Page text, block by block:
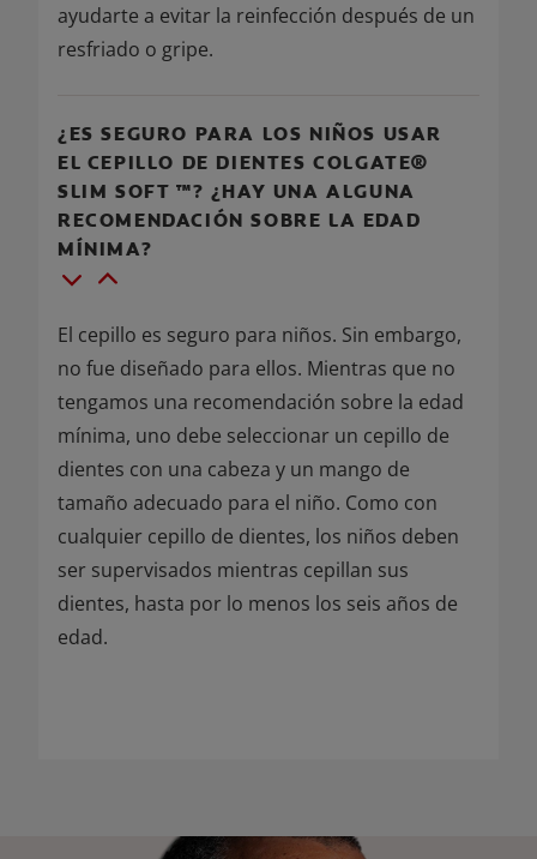
ayudarte a evitar la reinfección después de un
resfriado o gripe.
¿ES SEGURO PARA LOS NIÑOS USAR
EL CEPILLO DE DIENTES COLGATE®
SLIM SOFT ™? ¿HAY UNA ALGUNA
RECOMENDACIÓN SOBRE LA EDAD
MÍNIMA?
El cepillo es seguro para niños. Sin embargo,
no fue diseñado para ellos. Mientras que no
tengamos una recomendación sobre la edad
mínima, uno debe seleccionar un cepillo de
dientes con una cabeza y un mango de
tamaño adecuado para el niño. Como con
cualquier cepillo de dientes, los niños deben
ser supervisados mientras cepillan sus
dientes, hasta por lo menos los seis años de
edad.